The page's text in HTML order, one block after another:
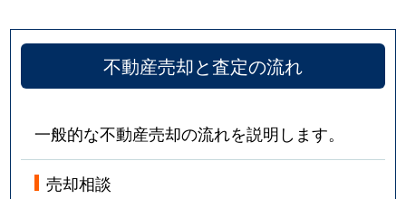
不動産売却と査定の流れ
一般的な不動産売却の流れを説明します。
売却相談